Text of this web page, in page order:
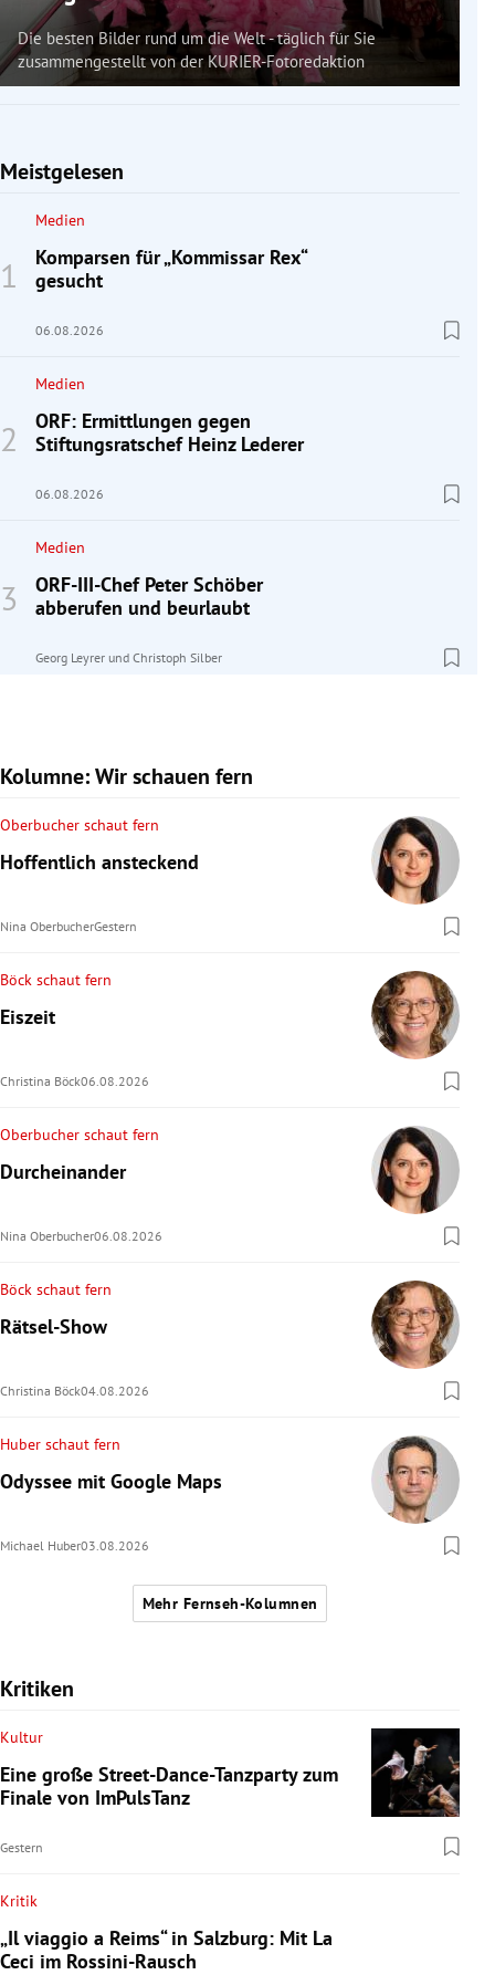
Die besten Bilder rund um die Welt - täglich für Sie
zusammengestellt von der KURIER-Fotoredaktion
Meistgelesen
Medien
Komparsen für „Kommissar Rex“
gesucht
06.08.2026
Medien
ORF: Ermittlungen gegen
Stiftungsratschef Heinz Lederer
06.08.2026
Medien
ORF-III-Chef Peter Schöber
abberufen und beurlaubt
Georg Leyrer und Christoph Silber
Kolumne: Wir schauen fern
Oberbucher schaut fern
Hoffentlich ansteckend
Nina OberbucherGestern
Böck schaut fern
Eiszeit
Christina Böck06.08.2026
Oberbucher schaut fern
Durcheinander
Nina Oberbucher06.08.2026
Böck schaut fern
Rätsel-Show
Christina Böck04.08.2026
Huber schaut fern
Odyssee mit Google Maps
Michael Huber03.08.2026
Mehr Fernseh-Kolumnen
Kritiken
Kultur
Eine große Street-Dance-Tanzparty zum
Finale von ImPulsTanz
Gestern
Kritik
„Il viaggio a Reims“ in Salzburg: Mit La
Ceci im Rossini-Rausch